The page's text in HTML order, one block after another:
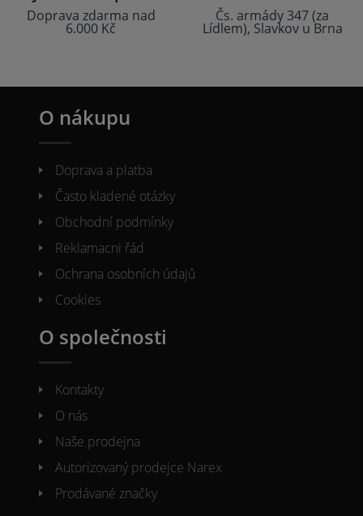
Doprava zdarma nad
6.000 Kč
Čs. armády 347 (za
Lídlem), Slavkov u Brna
O nákupu
Doprava a platba
Často kladené otázky
Obchodní podmínky
Reklamacni řád
Ochrana osobních údajů
Cookies
O společnosti
Kontakty
O nás
Naše prodejna
Autorizovaný prodejce Narex
Prodávané značky